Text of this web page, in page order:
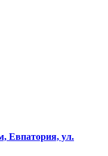
Евпатория, ул.